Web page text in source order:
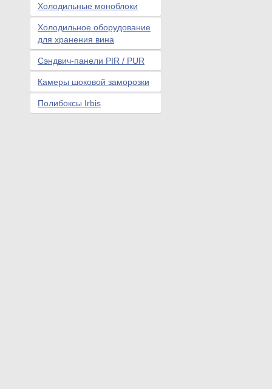
Холодильные моноблоки
Холодильное оборудование
для хранения вина
Сэндвич-панели PIR / PUR
Камеры шоковой заморозки
Полибоксы Irbis